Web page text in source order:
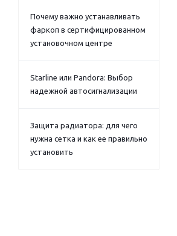
Почему важно устанавливать
фаркоп в сертифицированном
установочном центре
Starline или Pandora: Выбор
надежной автосигнализации
Защита радиатора: для чего
нужна сетка и как ее правильно
установить